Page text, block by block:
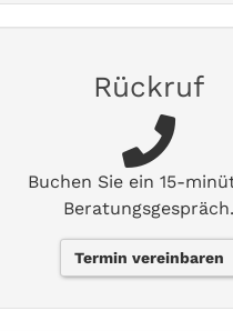
Rückruf
Buchen Sie ein 15-
Beratungsgespräch.
Termin vereinbaren